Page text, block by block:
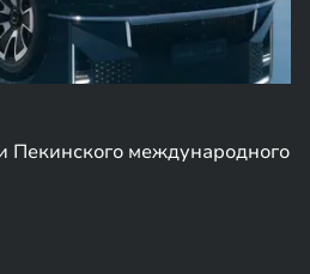
Пекинского международного